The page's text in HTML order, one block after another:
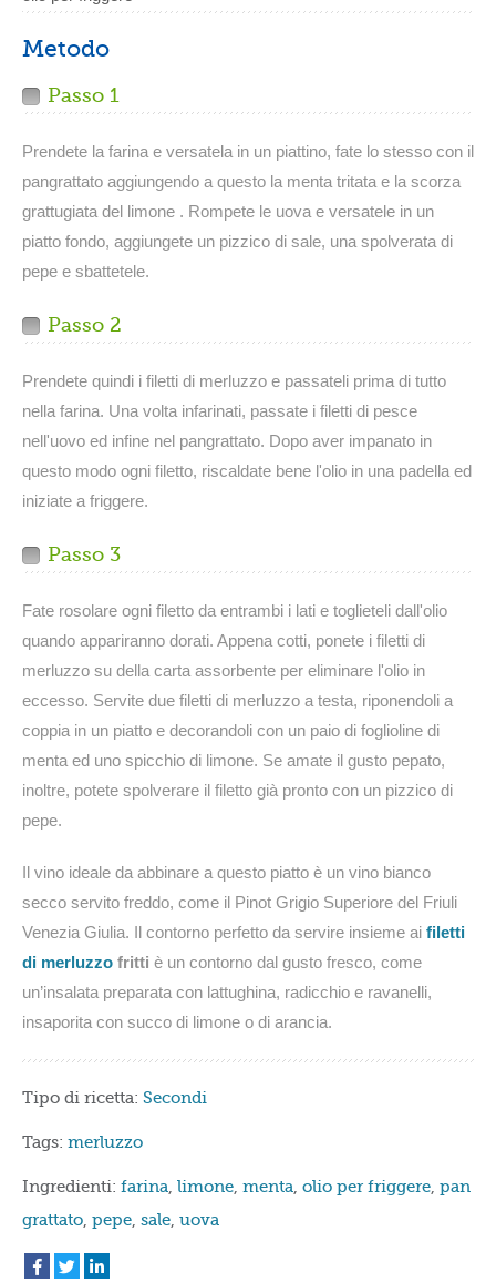
Metodo
Passo 1
Prendete la farina e versatela in un piattino, fate lo stesso con il
pangrattato aggiungendo a questo la menta tritata e la scorza
grattugiata del limone . Rompete le uova e versatele in un
piatto fondo, aggiungete un pizzico di sale, una spolverata di
pepe e sbattetele.
Passo 2
Prendete quindi i filetti di merluzzo e passateli prima di tutto
nella farina. Una volta infarinati, passate i filetti di pesce
nell'uovo ed infine nel pangrattato. Dopo aver impanato in
questo modo ogni filetto, riscaldate bene l'olio in una padella ed
iniziate a friggere.
Passo 3
Fate rosolare ogni filetto da entrambi i lati e toglieteli dall'olio
quando appariranno dorati. Appena cotti, ponete i filetti di
merluzzo su della carta assorbente per eliminare l'olio in
eccesso. Servite due filetti di merluzzo a testa, riponendoli a
coppia in un piatto e decorandoli con un paio di foglioline di
menta ed uno spicchio di limone. Se amate il gusto pepato,
inoltre, potete spolverare il filetto già pronto con un pizzico di
pepe.
Il vino ideale da abbinare a questo piatto è un vino bianco
secco servito freddo, come il Pinot Grigio Superiore del Friuli
Venezia Giulia. Il contorno perfetto da servire insieme ai filetti
di merluzzo fritti è un contorno dal gusto fresco, come
un’insalata preparata con lattughina, radicchio e ravanelli,
insaporita con succo di limone o di arancia.
Tipo di ricetta: Secondi
Tags: merluzzo
Ingredienti: farina, limone, menta, olio per friggere, pan
grattato, pepe, sale, uova